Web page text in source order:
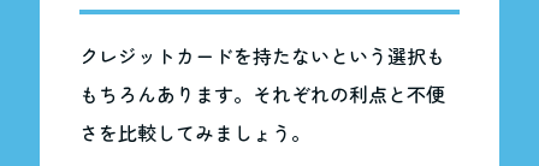
クレジットカードを持たないという選択も
もちろんあります。それぞれの利点と不便
さを比較してみましょう。